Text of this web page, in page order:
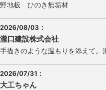
野地板 ひのき無垢材
2026/08/03 ：
瀧口建設株式会社
手描きのような温もりを添えて
2026/07/31 ：
大工ちゃん